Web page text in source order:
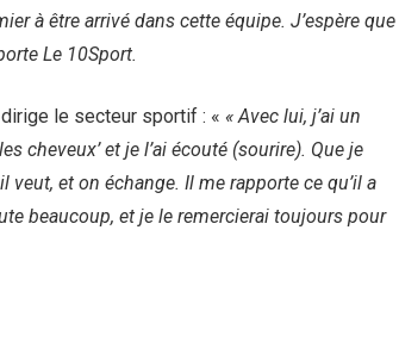
à être arrivé dans cette équipe. J’espère que
Le 10Sport.
dirige le secteur sportif : « « Avec lui, j’ai un
cheveux’ et je l’ai écouté (sourire). Que je
et on échange. Il me rapporte ce qu’il a
beaucoup, et je le remercierai toujours pour